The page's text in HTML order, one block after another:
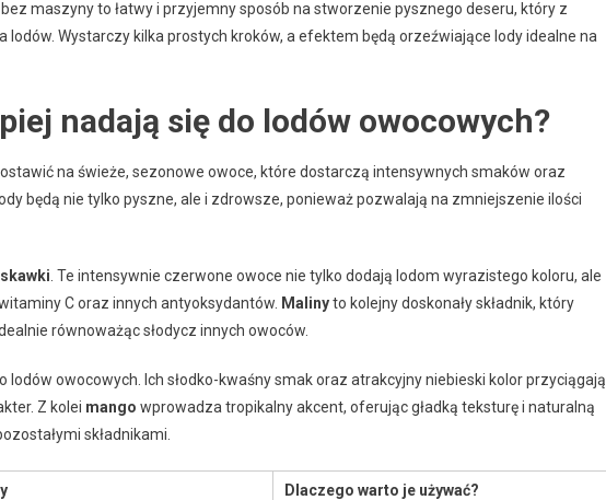
maszyny to łatwy i przyjemny sposób na stworzenie pysznego deseru, który z
lodów. Wystarczy kilka prostych kroków, a efektem będą orzeźwiające lody idealne na
nadają się do lodów owocowych?
na świeże, sezonowe owoce, które dostarczą intensywnych smaków oraz
będą nie tylko pyszne, ale i zdrowsze, ponieważ pozwalają na zmniejszenie ilości
. Te intensywnie czerwone owoce nie tylko dodają lodom wyrazistego koloru, ale
C oraz innych antyoksydantów. Malinyto kolejny doskonały składnik, który
równoważąc słodycz innych owoców.
lodów owocowych. Ich słodko-kwaśny smak oraz atrakcyjny niebieski kolor przyciągają
Z kolei mango wprowadza tropikalny akcent, oferując gładką teksturę i naturalną
składnikami.
Dlaczego warto je używać?